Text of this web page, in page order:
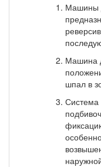
Машины
Машина
шпал в
Система